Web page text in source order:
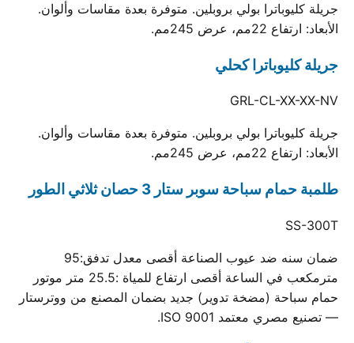
جريلة كليوباترا بولي بروبلين. متوفرة بعدة مقاسات وألوان.
الأبعاد: ارتفاع 22مم، عرض 245مم.
جريلة كليوباترا كحلي
GRL-CL-XX-XX-NV
جريلة كليوباترا بولي بروبلين. متوفرة بعدة مقاسات وألوان.
الأبعاد: ارتفاع 22مم، عرض 245مم.
طلمبة حمام سباحة سوبر ستار 3 حصان ثلاثي الطور
SS-300T
ضمان سنه ضد عيوب الصناعة أقصى معدل تدفق:95
مترمكعب في الساعة أقصى ارتفاع للمياة :25.5 متر موتور
حمام سباحة (مضخة تدوير) جديد بضمان المصنع من ووترستار
— تصنيع مصري معتمد ISO 9001.